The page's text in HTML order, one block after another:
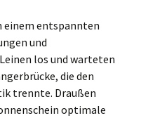
einem entspannten
und
los und warteten
die den
trennte. Draußen
optimale